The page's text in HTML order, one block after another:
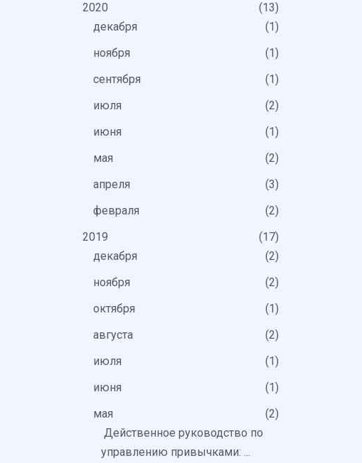
2020
13
декабря
1
ноября
1
сентября
1
июля
2
июня
1
мая
2
апреля
3
февраля
2
2019
17
декабря
2
ноября
2
октября
1
августа
2
июля
1
июня
1
мая
2
Действенное руководство по
управлению привычками: ...